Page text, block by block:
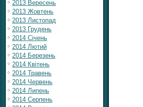
2013 Вересень
2013 Жовтень
2013 Листопад
2013 Грудень
2014 Січень
2014 Лютий
2014 Березень
2014 Квітень
2014 Травень
2014 Червень
2014 Липень
2014 Серпень